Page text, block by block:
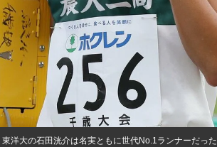
洋大の石田洸介は名実ともに世代No.1ランナーだった